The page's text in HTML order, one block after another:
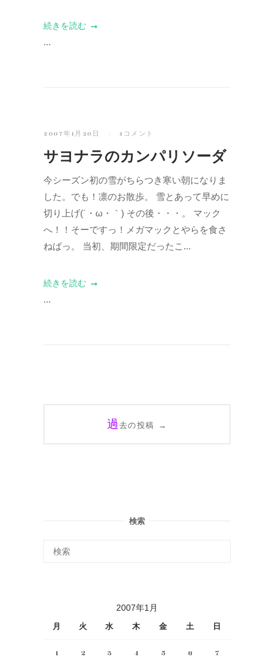
続きを読む
...
2007年1月20日 4コメント
サヨナラのカンパリソーダ
今シーズン初の雪がちらつき寒い朝になりま
した。でも！凛のお散歩。 雪とあって早めに
切り上げ(´・ω・｀) その後・・・。 マック
へ！！そーですっ！メガマックとやらを食さ
ねばっ。 当初、期間限定だったこ...
続きを読む
...
ー
ン
過去の投稿 →
検索
2007年1月
月 火 水 木 金 土 日
1 2 3 4 5 6
7